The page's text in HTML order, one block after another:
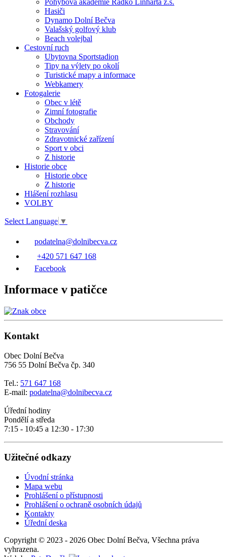
Pohybová akademie Radko Linharta z.s.
Hasiči
Dynamo Dolní Bečva
Valašský golfový klub
Beach volejbal
Cestovní ruch
Ubytovna Sportstadion
Tipy na výlety po okolí
Turistické mapy a informace
Webkamery
Fotogalerie
Obec v létě
Zimní fotografie
Obchody
Stravování
Zdravotnické zařízení
Sport v obci
Z historie
Historie obce
Historie obce
Z historie
Hlášení rozhlasu
VOLBY
Select Language ▼
podatelna@dolnibecva.cz
+420 571 647 168
Facebook
Informace v patičce
Kontakt
Obec Dolní Bečva
756 55 Dolní Bečva čp. 340
Tel.: 571 647 168
E-mail: podatelna@dolnibecva.cz
Úřední hodiny
Pondělí a středa
7:15 - 10:45 a 12:30 - 17:30
Užitečné odkazy
Úvodní stránka
Mapa webu
Prohlášení o přístupnosti
Prohlášení o ochraně osobních údajů
Kontakty
Úřední deska
Copyright © 2023 - 2026 Obec Dolní Bečva, Všechna práva
vyhrazena.